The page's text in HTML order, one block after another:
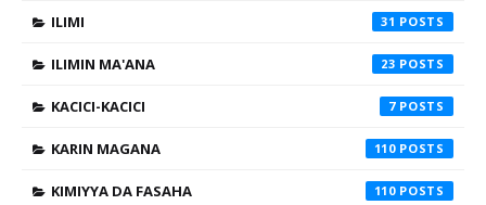
ILIMI 31
ILIMIN MA'ANA 23
KACICI-KACICI 7
KARIN MAGANA 110
KIMIYYA DA FASAHA 110